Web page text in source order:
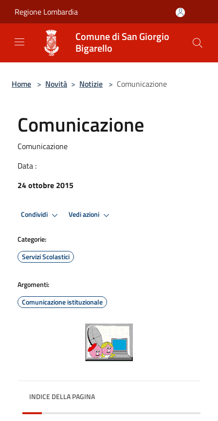
Regione Lombardia
Comune di San Giorgio
Bigarello
Home > Novità > Notizie > Comunicazione
Comunicazione
Comunicazione
Data :
24 ottobre 2015
Condividi Vedi azioni
Categorie:
Servizi Scolastici
Argomenti:
Comunicazione istituzionale
INDICE DELLA PAGINA